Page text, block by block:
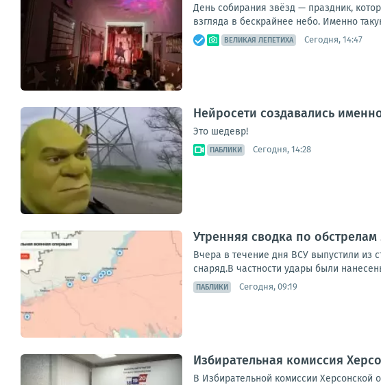
День собирания звёзд — праздник,
взгляда в бескрайнее небо. Именно
ВЕЛИКАЯ ЛЕПЕТИХА Сегодня, 14:47
Нейросети создавались
Это шедевр!
ПАБЛИКИ Сегодня, 14:28
Утренняя сводка по обстрелам
Вчера в течение дня ВСУ выпустили из
снаряд.В частности удары были
ПАБЛИКИ Сегодня, 09:19
Избирательная комиссия
В Избирательной комиссии Херсонской